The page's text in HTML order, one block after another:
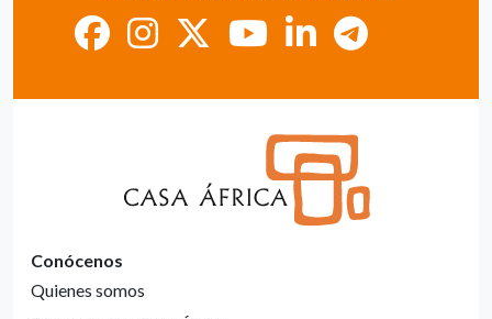
Conócenos
Quienes somos